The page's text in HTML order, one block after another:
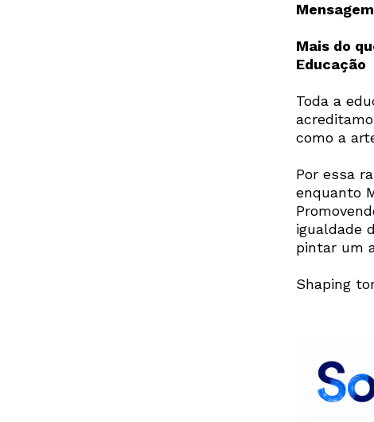
Mais do
Educação
Toda a
como a
Por essa
enquanto
igualdade
pintar um
Shaping